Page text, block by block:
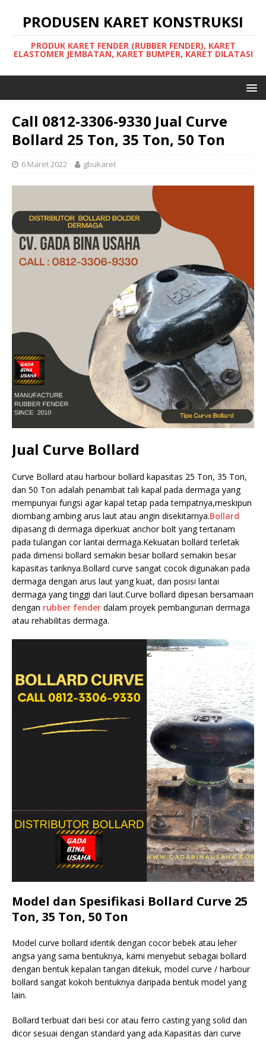
PRODUSEN KARET KONSTRUKSI
PRODUK KARET FENDER (RUBBER FENDER), KARET
ELASTOMER JEMBATAN, KARET BUMPER, KARET DILATASI
Call 0812-3306-9330 Jual Curve
Bollard 25 Ton, 35 Ton, 50 Ton
6 Maret 2022 gbukaret
Jual Curve Bollard
Curve Bollard atau harbour bollard kapasitas 25 Ton, 35 Ton,
dan 50 Ton adalah penambat tali kapal pada dermaga yang
mempunyai fungsi agar kapal tetap pada tempatnya,meskipun
diombang ambing arus laut atau angin disekitarnya.Bollard
dipasang di dermaga diperkuat anchor bolt yang tertanam
pada tulangan cor lantai dermaga.Kekuatan bollard terletak
pada dimensi bollard semakin besar bollard semakin besar
kapasitas tariknya.Bollard curve sangat cocok digunakan pada
dermaga dengan arus laut yang kuat, dan posisi lantai
dermaga yang tinggi dari laut.Curve bollard dipesan bersamaan
dengan rubber fender dalam proyek pembangunan dermaga
atau rehabilitas dermaga.
Model dan Spesifikasi Bollard Curve 25
Ton, 35 Ton, 50 Ton
Model curve bollard identik dengan cocor bebek atau leher
angsa yang sama bentuknya, kami menyebut sebagai bollard
dengan bentuk kepalan tangan ditekuk, model curve / harbour
bollard sangat kokoh bentuknya daripada bentuk model yang
lain.
Bollard terbuat dari besi cor atau ferro casting yang solid dan
dicor sesuai dengan standard yang ada.Kapasitas dari curve